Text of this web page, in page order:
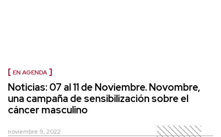
EN AGENDA
Noticias: 07 al 11 de Noviembre. Novombre,
una campaña de sensibilización sobre el
cáncer masculino
noviembre 9, 2022